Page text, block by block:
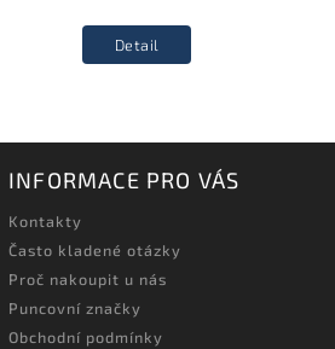
Detail
INFORMACE PRO VÁS
Kontakty
Často kladené otázky
Proč nakoupit u nás
Puncovní značky
Obchodní podmínky